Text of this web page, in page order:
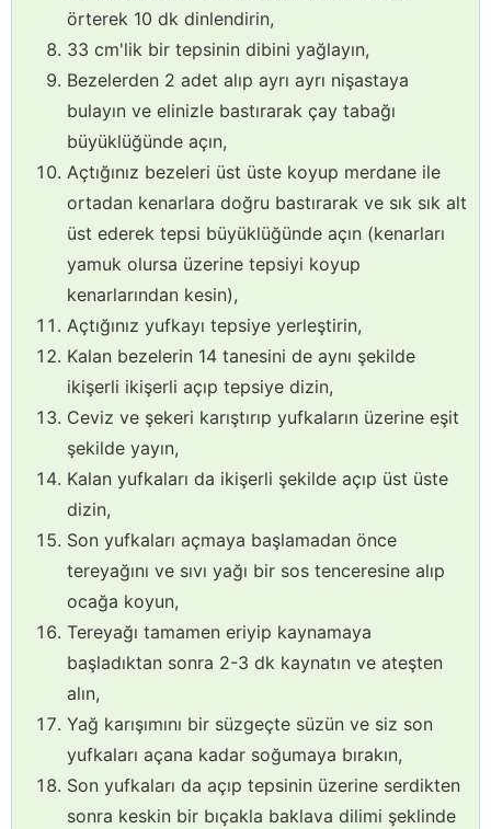
örterek 10 dk dinlendirin,
33 cm'lik bir tepsinin dibini yağlayın,
Bezelerden 2 adet alıp ayrı ayrı nişastaya
bulayın ve elinizle bastırarak çay tabağı
büyüklüğünde açın,
Açtığınız bezeleri üst üste koyup merdane ile
ortadan kenarlara doğru bastırarak ve sık sık alt
üst ederek tepsi büyüklüğünde açın (kenarları
yamuk olursa üzerine tepsiyi koyup
kenarlarından kesin),
Açtığınız yufkayı tepsiye yerleştirin,
Kalan bezelerin 14 tanesini de aynı şekilde
ikişerli ikişerli açıp tepsiye dizin,
Ceviz ve şekeri karıştırıp yufkaların üzerine eşit
şekilde yayın,
Kalan yufkaları da ikişerli şekilde açıp üst üste
dizin,
Son yufkaları açmaya başlamadan önce
tereyağını ve sıvı yağı bir sos tenceresine alıp
ocağa koyun,
Tereyağı tamamen eriyip kaynamaya
başladıktan sonra 2-3 dk kaynatın ve ateşten
alın,
Yağ karışımını bir süzgeçte süzün ve siz son
yufkaları açana kadar soğumaya bırakın,
Son yufkaları da açıp tepsinin üzerine serdikten
sonra keskin bir bıçakla baklava dilimi şeklinde